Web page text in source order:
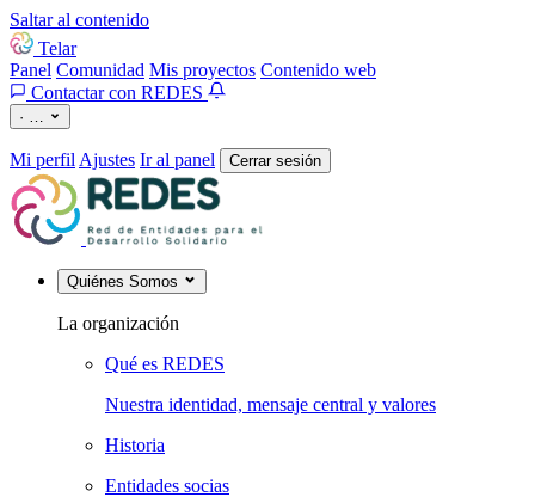
Saltar al contenido
Telar
Panel Comunidad Mis proyectos Contenido web
Contactar con REDES
· …
Mi perfil Ajustes Ir al panel Cerrar sesión
Quiénes Somos
La organización
Qué es REDES
Nuestra identidad, mensaje central y valores
Historia
Entidades socias